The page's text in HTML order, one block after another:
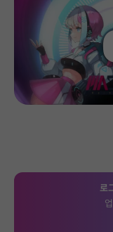
로